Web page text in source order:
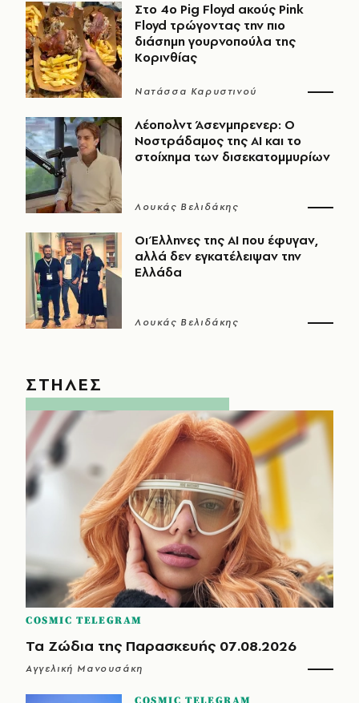
Στο 4ο Pig Floyd ακούς Pink
Floyd τρώγοντας την πιο
διάσημη γουρνοπούλα της
Κορινθίας
Νατάσσα Καρυστινού
Λέοπολντ Άσενμπρενερ: Ο
Νοστράδαμος της AI και το
στοίχημα των δισεκατομμυρίων
Λουκάς Βελιδάκης
Οι Έλληνες της ΑΙ που έφυγαν,
αλλά δεν εγκατέλειψαν την
Ελλάδα
Λουκάς Βελιδάκης
ΣΤΗΛΕΣ
COSMIC TELEGRAM
Τα Ζώδια της Παρασκευής 07.08.2026
Αγγελική Μανουσάκη
COSMIC TELEGRAM